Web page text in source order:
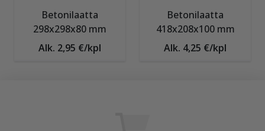
Betonilaatta
298x298x80 mm
Alk. 2,95 €/kpl
Betonilaatta
418x208x100 mm
Alk. 4,25 €/kpl